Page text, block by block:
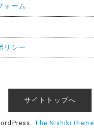
ォーム
リシー
サイトトップへ
The Nishiki theme